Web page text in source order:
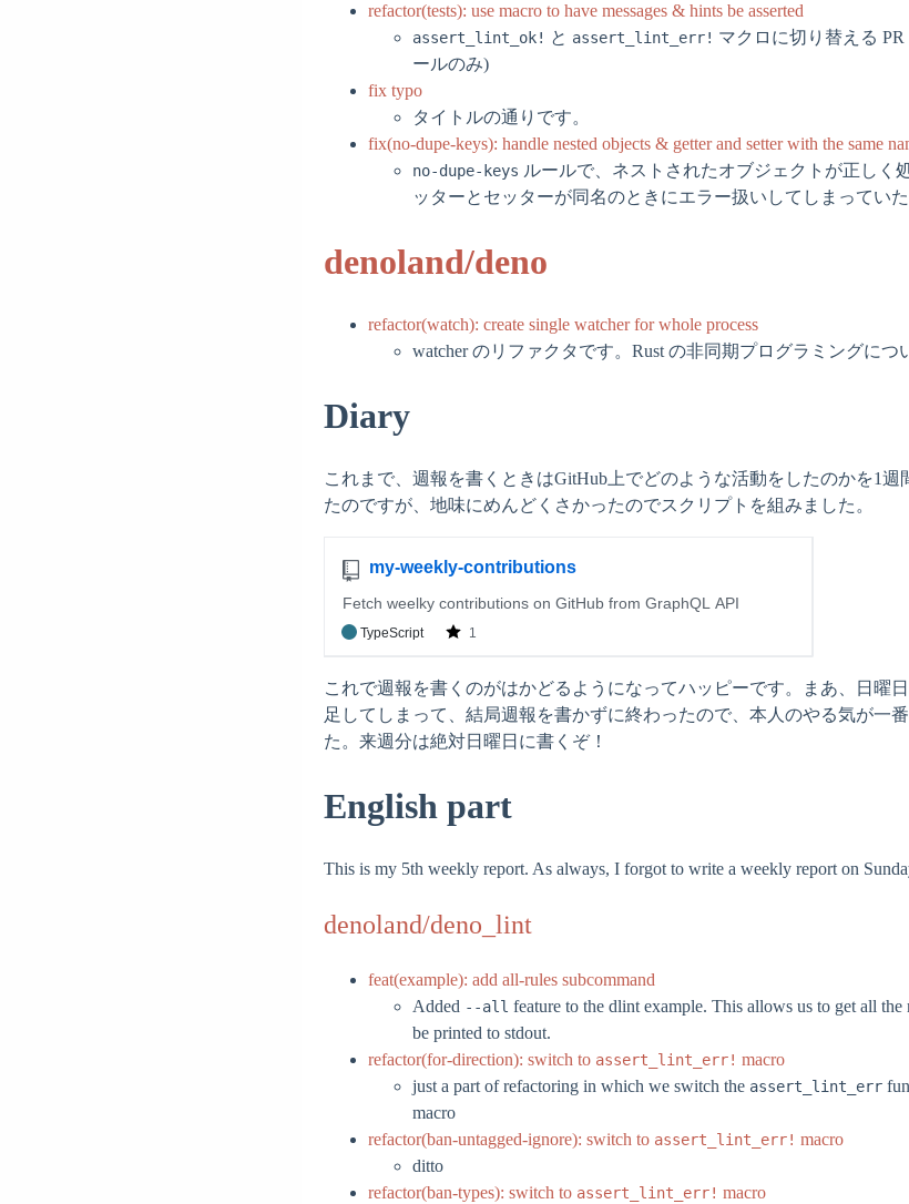
refactor(tests): use macro to have messages & hints be asserted
assert_lint_ok! と assert_lint_err! マクロに切り替える
ールのみ)
fix typo
タイトルの通りです。
fix(no-dupe-keys): handle nested objects & getter and setter with the same
no-dupe-keys ルールで、ネストされたオブジェクトが正しく
ッターとセッターが同名のときにエラー扱いしてしまってい
denoland/deno
refactor(watch): create single watcher for whole process
watcher のリファクタです。Rust の非同期プログラミングにつ
Diary
これまで、週報を書くときはGitHub上でどのような活動をしたのかを1
たのですが、地味にめんどくさかったのでスクリプトを組みました。
これで週報を書くのがはかどるようになってハッピーです。まあ、日曜
足してしまって、結局週報を書かずに終わったので、本人のやる気が一
た。来週分は絶対日曜日に書くぞ！
English part
This is my 5th weekly report. As always, I forgot to write a weekly report on
denoland/deno_lint
feat(example): add all-rules subcommand
Added --all feature to the dlint example. This allows us to get all the
be printed to stdout.
refactor(for-direction): switch to assert_lint_err! macro
just a part of refactoring in which we switch the assert_lint_err
macro
refactor(ban-untagged-ignore): switch to assert_lint_err! macro
ditto
refactor(ban-types): switch to assert_lint_err! macro